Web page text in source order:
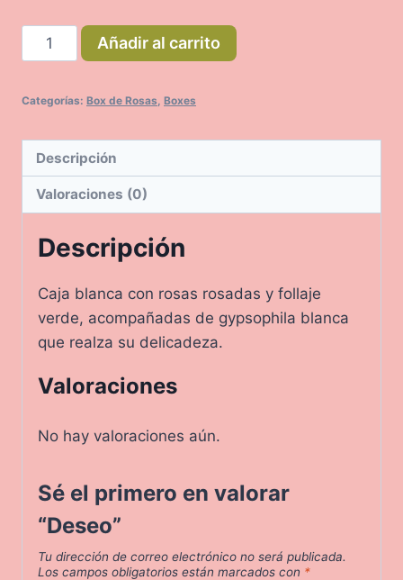
Deseo
cantidad
Añadir al carrito
Categorías: Box de Rosas Boxes
Descripción
Valoraciones (0)
Descripción
Caja blanca con rosas rosadas y follaje
verde, acompañadas de gypsophila blanca
que realza su delicadeza.
Valoraciones
No hay valoraciones aún.
Sé el primero en valorar
“Deseo”
Tu dirección de correo electrónico no será publicada.
Los campos obligatorios están marcados con *